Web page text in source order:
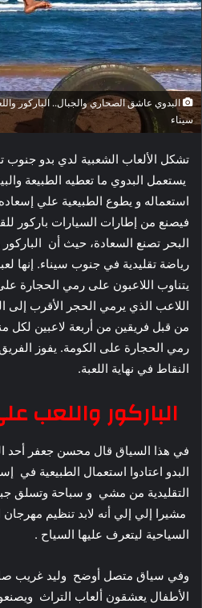
البدوي عاشق الصحاري والجبال.. الباركور
سيناء
تشكل الألعاب الشعبية لدي بدو جنوب
يستعمل البدوي ما تعطيه الطبيعة
استعماله و يطوع الطبيعية علي إسعاده
فيصنع من إطارات السيارات باركور
البحر تصنع السعادة، حيث أن
رياضة تقليدية في جنوب سيناء. إنها
يتناوب اللاعبون على رمي الحجارة
اللاعب الذي يرمي الحجر الأقرب إلى
من قبل فريقين من أربعة لاعبين لكل
رمي الحجارة على الكومة. يفوز
النقاط في نهاية اللعبة.
الباركور واللعب
في هذا السياق قال محسن جعفر أحد
البدو اعتادوا استعمال الطبيعية في
التقليدية من مشي و سباحة وتسلق
مشيرا إلي إلي أنه لابد تنظيم
السياحية ليتعرف عليها السياح .
وفي سياق متصل أوضح وليد غريب
الأطفال يعشقون ألعاب التراث